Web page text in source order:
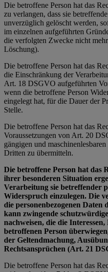
Die betroffene Person hat das
zu verlangen, dass sie
unverzüglich gelöscht werden,
im einzelnen aufgeführten
die verfolgten Zwecke nicht
Löschung).
Die betroffene Person hat das
die Einschränkung der
Art. 18 DSGVO aufgeführten
wenn die betroffene Person
eingelegt hat, für die Dauer der
Stelle.
Die betroffene Person hat das
Voraussetzungen von Art. 20
gängigen und
Dritten zu übermitteln.
Die betroffene Person hat das
ihrer besonderen Situation
Verarbeitung sie betreffender
Widerspruch einzulegen. Die
die personenbezogenen Daten
kann zwingende
nachweisen, die die
betroffenen Person
der Geltendmachung,
Rechtsansprüchen (Art. 21
Die betroffene Person hat das